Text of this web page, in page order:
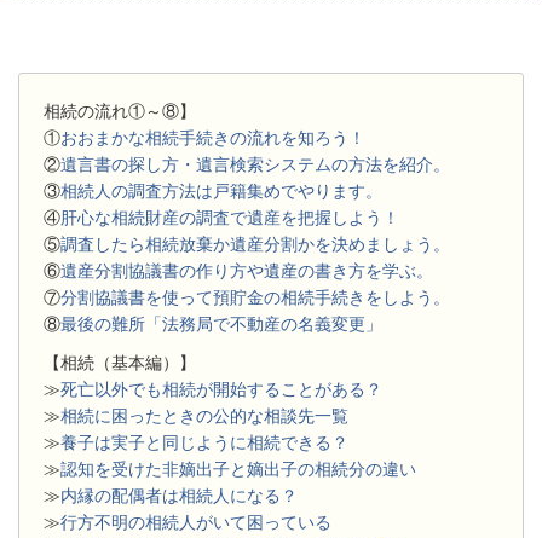
相続の流れ①～⑧】
①おおまかな相続手続きの流れを知ろう！
②遺言書の探し方・遺言検索システムの方法を紹介。
③相続人の調査方法は戸籍集めでやります。
④肝心な相続財産の調査で遺産を把握しよう！
⑤調査したら相続放棄か遺産分割かを決めましょう。
⑥遺産分割協議書の作り方や遺産の書き方を学ぶ。
⑦分割協議書を使って預貯金の相続手続きをしよう。
⑧最後の難所「法務局で不動産の名義変更」
【相続（基本編）】
≫死亡以外でも相続が開始することがある？
≫相続に困ったときの公的な相談先一覧
≫養子は実子と同じように相続できる？
≫認知を受けた非嫡出子と嫡出子の相続分の違い
≫内縁の配偶者は相続人になる？
≫行方不明の相続人がいて困っている